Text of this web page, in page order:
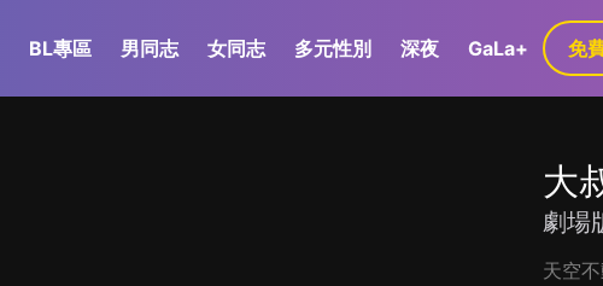
BL專區 男同志 女同志 多元性別 深夜 GaLa+ 免
大
劇場
天空